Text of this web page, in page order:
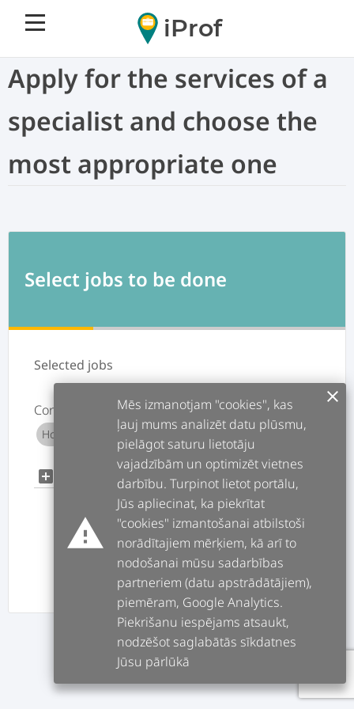
iProf
Apply for the services of a
specialist and choose the
most appropriate one
Select jobs to be done
Selected jobs
Construction worker
House repairs add Construction Repair
add_box add
PREV NEXT
warning
Mēs izmanotjam "cookies", kas
ļauj mums analizēt datu plūsmu,
pielāgot saturu lietotāju
vajadzībām un optimizēt vietnes
darbību. Turpinot lietot portālu,
Jūs apliecinat, ka piekrītat
"cookies" izmantošanai atbilstoši
norādītajiem mērķiem, kā arī to
nodošanai mūsu sadarbības
partneriem (datu apstrādātājiem),
piemēram, Google Analytics.
Piekrišanu iespējams atsaukt,
nodzēšot saglabātās sīkdatnes
Jūsu pārlūkā
clear